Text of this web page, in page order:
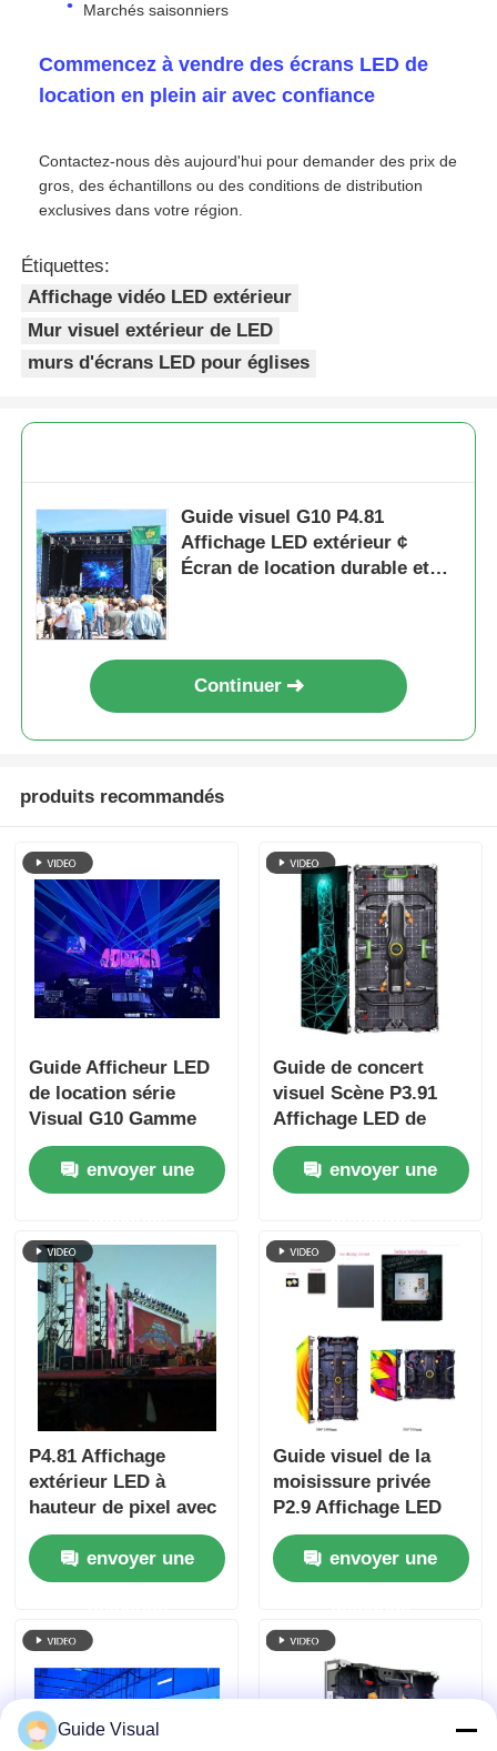
Marchés saisonniers
Commencez à vendre des écrans LED de
location en plein air avec confiance
Contactez-nous dès aujourd'hui pour demander des prix de
gros, des échantillons ou des conditions de distribution
exclusives dans votre région.
Étiquettes:
Affichage vidéo LED extérieur
Mur visuel extérieur de LED
murs d'écrans LED pour églises
Guide visuel G10 P4.81
Affichage LED extérieur ¢
Écran de location durable et
Continuer
produits recommandés
Guide Afficheur LED
de location série
Visual G10 Gamme
complète P2.6 à
P4.81, armoires
interchangeables
envoyer une
Guide de concert
visuel Scène P3.91
Affichage LED de
location intérieure
pour les visites,
double sauvegarde à
envoyer une
P4.81 Affichage
extérieur LED à
hauteur de pixel avec
taux de
rafraîchissement de
7680 Hz et étanche
événements
envoyer une
Guide visuel de la
moisissure privée
P2.9 Affichage LED
de location à
l'intérieur par rapport
à la moisissure
collision de l'armoire
plus forte
envoyer une
Guide Visual